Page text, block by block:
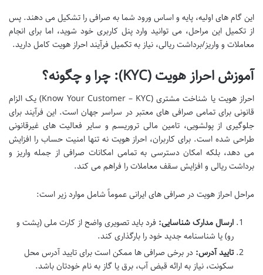
این گام های اولیه، پایه و اساس ورود شما به صرافی را تشکیل می دهند. پس
از تکمیل این مراحل، می توانید وارد پنل کاربری خود شوید، اما برای انجام
معاملات و واریز/برداشت ریالی، نیاز به تکمیل فرآیند احراز هویت کامل دارید.
آموزش احراز هویت (KYC): چرا و چگونه؟
احراز هویت یا شناخت مشتری (Know Your Customer – KYC) یک الزام
قانونی برای تمامی صرافی های معتبر در سراسر جهان است. این فرآیند برای
جلوگیری از پولشویی، تامین مالی تروریسم و سایر فعالیت های غیرقانونی
طراحی شده است. برای کاربران، احراز هویت نه تنها امنیت حساب را افزایش
می دهد، بلکه امکان دسترسی به تمامی امکانات صرافی از جمله واریز و
برداشت ریالی و افزایش سقف معاملات را فراهم می کند.
مراحل احراز هویت در صرافی های ایرانی عموماً شامل موارد زیر است:
ارسال مدارک شناسایی: فرد باید تصویری واضح از کارت ملی (پشت و
رو) یا شناسنامه جدید خود را بارگذاری کند.
تایید آدرس: در برخی صرافی ها ممکن است برای تایید آدرس محل
سکونت، نیاز به ارائه قبض آب، برق یا گاز به نام خودتان باشد.